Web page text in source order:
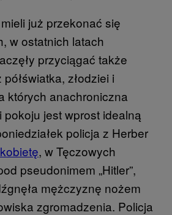
już przekonać się
w ostatnich latach
przyciągać także
złodziei i
których anachroniczna
pokoju jest wprost idealną
policja z Herber
, w Tęczowych
pseudonimem „Hitler”,
mężczyznę nożem
zgromadzenia. Policja